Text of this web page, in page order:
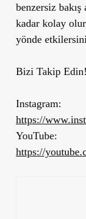
benzersiz bakış
kadar kolay
yönde
Bizi Takip Edin!
Instagram:
https://
YouTube:
https://